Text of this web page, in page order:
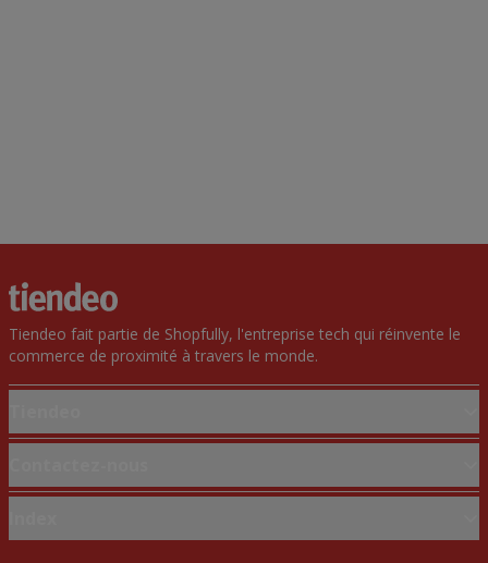
Tiendeo fait partie de Shopfully, l'entreprise tech qui réinvente le
commerce de proximité à travers le monde.
Solutions professionnelles
Magasin mal situé sur la carte